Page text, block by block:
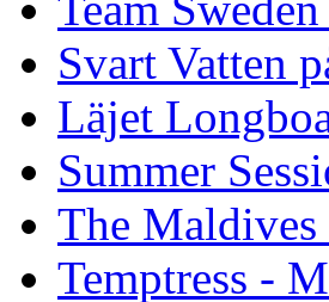
Svart Vatten
Läjet
Summer
The Maldives
Temptress -